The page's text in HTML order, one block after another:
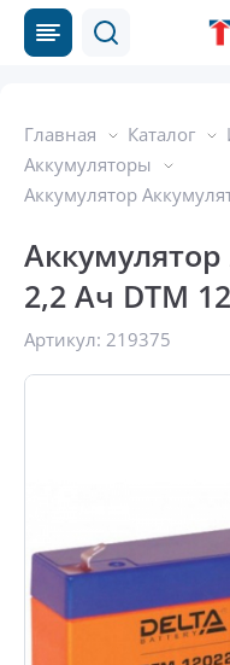
Главная Каталог
Аккумуляторы
Аккумулятор
2,2 Ач DTM
Артикул: 219375